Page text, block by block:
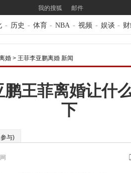
我的搜狐 邮件
- 历史 - 体育 - NBA - 视频 - 娱谈 -
婚 > 王菲李亚鹏离婚 新闻
王菲离婚让什
下
参与)